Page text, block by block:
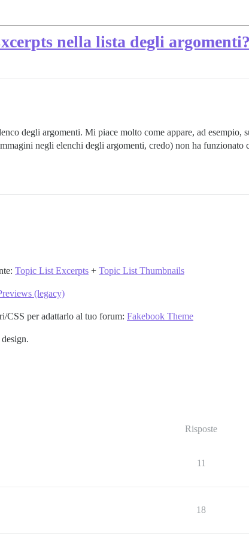
nella lista degli argomenti?
degli argomenti. Mi piace molto come appare, ad esempio,
negli elenchi degli argomenti, credo) non ha funzionato
Topic List Excerpts + Topic List Thumbnails
(legacy)
CSS per adattarlo al tuo forum: Fakebook Theme
Risposte
11
18